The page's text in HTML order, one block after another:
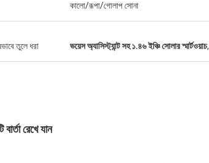
কালো/রূপা/গোলাপ সোনা
তুলে ধরা ভয়েস অ্যাসিস্ট্যান্ট সহ ১.৪৬ ইঞ্চি সোলার স্মার্টওয়াচ,
বার্তা রেখে যান